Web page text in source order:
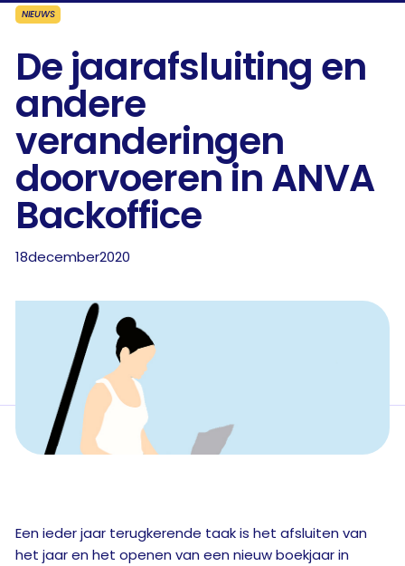
NIEUWS
De jaarafsluiting en
andere
veranderingen
doorvoeren in ANVA
Backoffice
18december2020
Een ieder jaar terugkerende taak is het afsluiten van
het jaar en het openen van een nieuw boekjaar in